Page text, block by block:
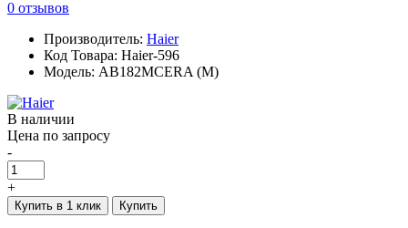
0 отзывов
Производитель: Haier
Код Товара: Haier-596
Модель: AB182MCERA (M)
В наличии
Цена по запросу
-
+
Купить в 1 клик Купить